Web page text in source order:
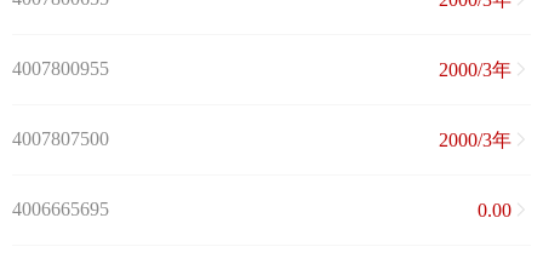
4007800955 2000/3年
4007807500 2000/3年
4006665695 0.00